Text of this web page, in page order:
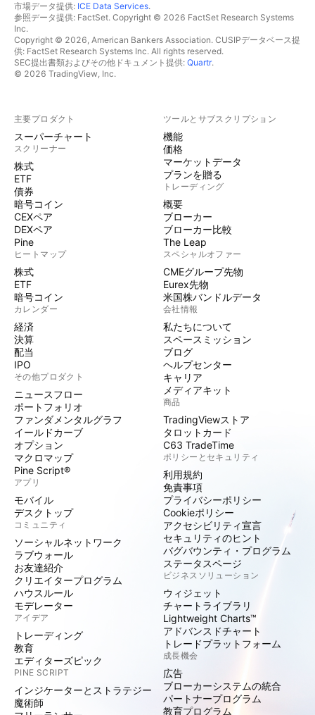
市場データ提供: ICE Data Services.
参照データ提供: FactSet. Copyright © 2026 FactSet Research Systems
Inc.
Copyright © 2026, American Bankers Association. CUSIPデータベース提
供: FactSet Research Systems Inc. All rights reserved.
SEC提出書類およびその他ドキュメント提供: Quartr.
© 2026 TradingView, Inc.
主要プロダクト
スーパーチャート
スクリーナー
株式
ETF
債券
暗号コイン
CEXペア
DEXペア
Pine
ヒートマップ
株式
ETF
暗号コイン
カレンダー
経済
決算
配当
IPO
その他プロダクト
ニュースフロー
ポートフォリオ
ファンダメンタルグラフ
イールドカーブ
オプション
マクロマップ
Pine Script®
アプリ
モバイル
デスクトップ
コミュニティ
ソーシャルネットワーク
ラブウォール
お友達紹介
クリエイタープログラム
ハウスルール
モデレーター
アイデア
トレーディング
教育
エディターズピック
PINE SCRIPT
インジケーターとストラテジー
魔術師
ツールとサブスクリプション
機能
価格
マーケットデータ
プランを贈る
トレーディング
概要
ブローカー
ブローカー比較
The Leap
スペシャルオファー
CMEグループ先物
Eurex先物
米国株バンドルデータ
会社情報
私たちについて
スペースミッション
ブログ
ヘルプセンター
キャリア
メディアキット
商品
TradingViewストア
タロットカード
C63 TradeTime
ポリシーとセキュリティ
利用規約
免責事項
プライバシーポリシー
Cookieポリシー
アクセシビリティ宣言
セキュリティのヒント
バグバウンティ・プログラム
ステータスページ
ビジネスソリューション
ウィジェット
チャートライブラリ
Lightweight Charts™
アドバンスドチャート
トレードプラットフォーム
成長機会
広告
ブローカーシステムの統合
パートナープログラム
教育プログラム